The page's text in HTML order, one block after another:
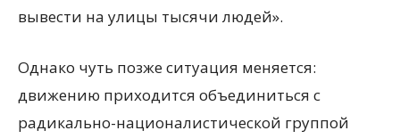
вывести на улицы тысячи людей».
Однако чуть позже ситуация меняется:
движению приходится объединиться с
радикально-националистической группой